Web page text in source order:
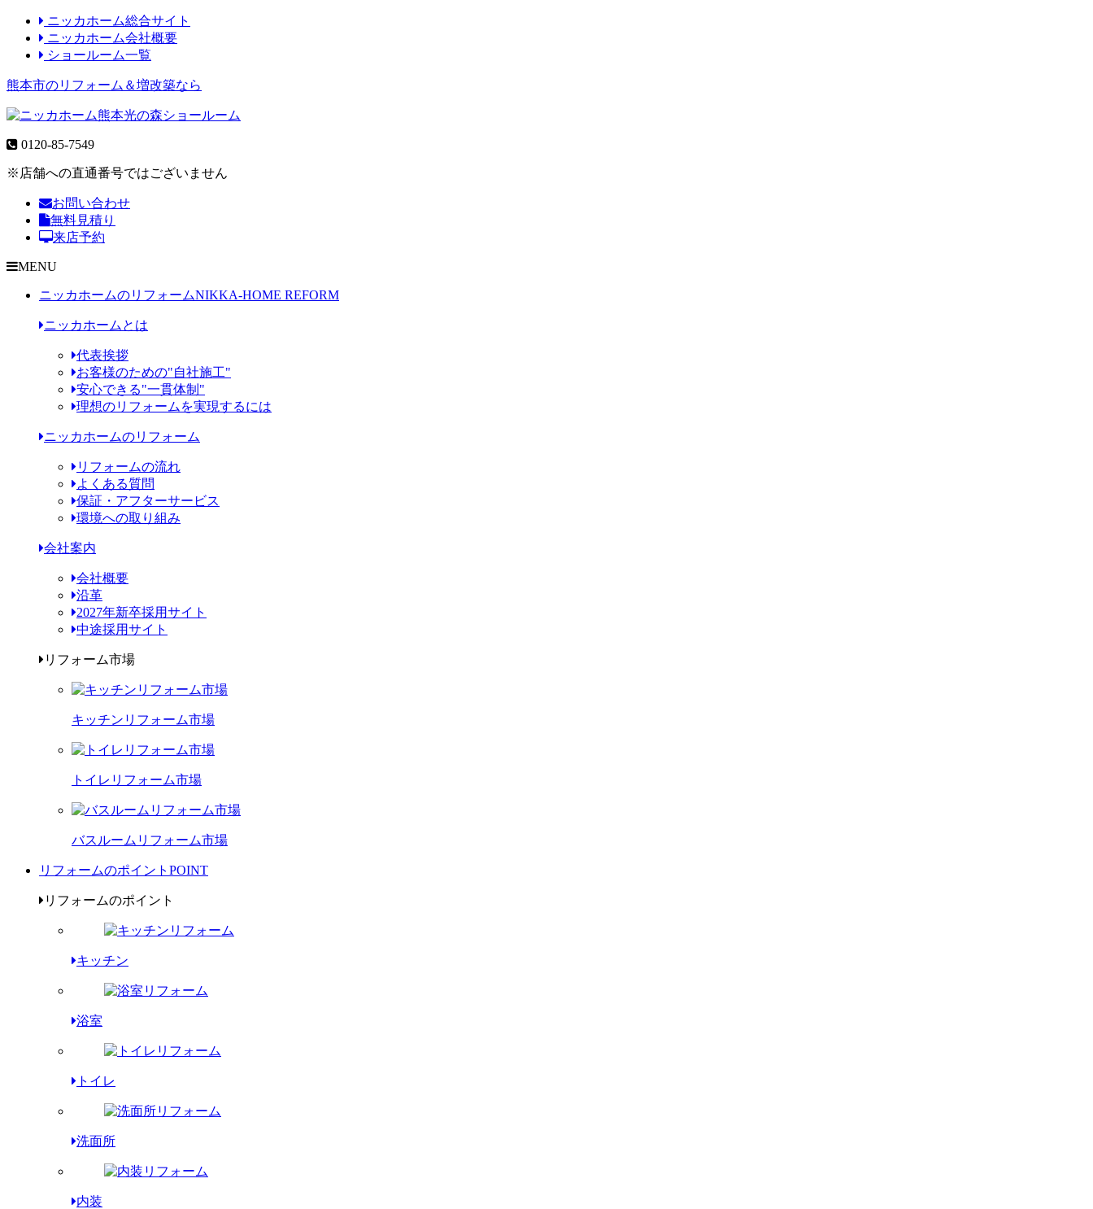
ニッカホーム総合サイト
ニッカホーム会社概要
ショールーム一覧
熊本市のリフォーム＆増改築なら
0120-85-7549
※店舗への直通番号ではございません
お問い合わせ
無料見積り
来店予約
MENU
ニッカホームのリフォームNIKKA-HOME REFORM
ニッカホームとは
代表挨拶
お客様のための"自社施工"
安心できる"一貫体制"
理想のリフォームを実現するには
ニッカホームのリフォーム
リフォームの流れ
よくある質問
保証・アフターサービス
環境への取り組み
会社案内
会社概要
沿革
2027年新卒採用サイト
中途採用サイト
リフォーム市場
キッチンリフォーム市場
トイレリフォーム市場
バスルームリフォーム市場
リフォームのポイント POINT
リフォームのポイント
キッチン
浴室
トイレ
洗面所
内装